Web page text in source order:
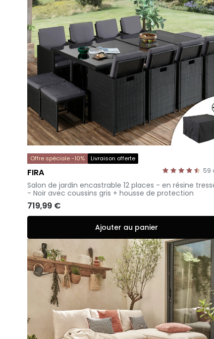
Offre spéciale -10% Livraison offerte
59
FIRA
-
Salon de jardin encastrable 12 places - en résine
- Noir avec coussins gris + housse de protection
719,99 €
Ajouter au panier